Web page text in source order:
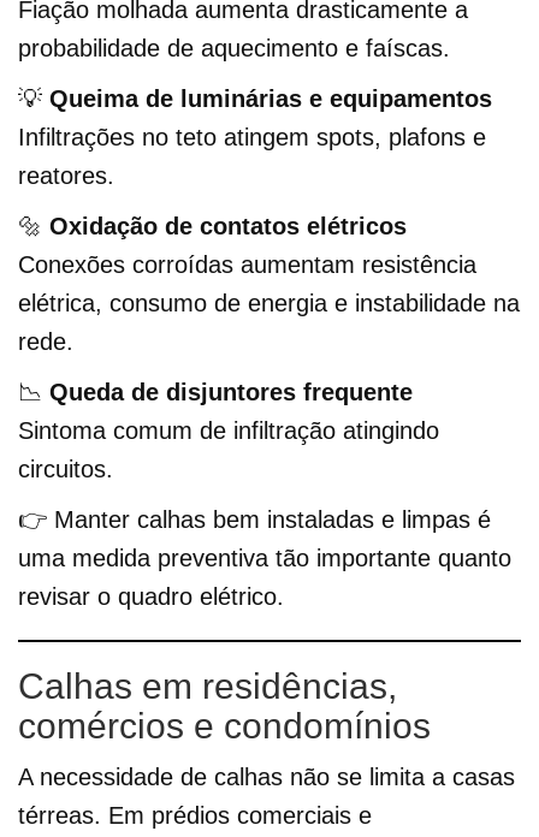
Fiação molhada aumenta drasticamente a
probabilidade de aquecimento e faíscas.
💡 Queima de luminárias e equipamentos
Infiltrações no teto atingem spots, plafons e
reatores.
🔩 Oxidação de contatos elétricos
Conexões corroídas aumentam resistência
elétrica, consumo de energia e instabilidade na
rede.
📉 Queda de disjuntores frequente
Sintoma comum de infiltração atingindo
circuitos.
👉 Manter calhas bem instaladas e limpas é
uma medida preventiva tão importante quanto
revisar o quadro elétrico.
Calhas em residências,
comércios e condomínios
A necessidade de calhas não se limita a casas
térreas. Em prédios comerciais e